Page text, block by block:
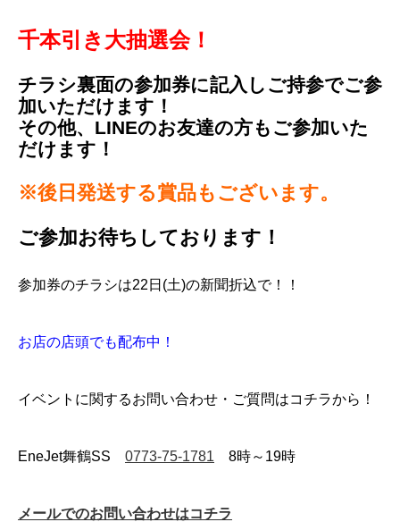
千本引き大抽選会！
チラシ裏面の参加券に記入しご持参でご参
加いただけます！
その他、LINEのお友達の方もご参加いた
だけます！
※後日発送する賞品もございます。
ご参加お待ちしております！
参加券のチラシは22日(土)の新聞折込で！！
お店の店頭でも配布中！
イベントに関するお問い合わせ・ご質問はコチラから！
EneJet舞鶴SS 0773-75-1781 8時～19時
メールでのお問い合わせはコチラ